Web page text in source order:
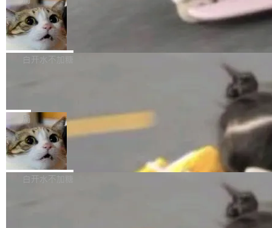
l 迁移或唤醒时，新宿主从 S3 恢复 SQLite 数据
库继续执行。存储库是持久化的唯一真相...
te 17 Pro、OPPO K15，要么是vivo X300 E这
样的次旗舰。 Galaxy Z Fold8 Ultra / Z Fold8 /
Z Flip8三款折叠屏新机均在7月22日发布，且全
部搭载骁龙8 Elite Gen5 for Galaxy，它们本该
本控制系统。目前处于 Early Access 阶段。 De
ltaDB 的核心思路直接写在 landing page 最显
眼的位置：「Software is made between com
mits」——软件是在 commit 之间写出来的。git
是把这段空隙补上。 回退到任何一次编辑：Delt
aDB 捕获 commit 之间的每一次操作，...
SpaceXAI 单季资本开支达 183 亿美元
根据风险投资人Tomer Tunguz 博客（VC 分
析）披露的最新分析与第二季度业绩报告，Spac
微软同期总资本开支的四成。 与亚马逊、Alpha
bet、微软以及 Meta 等传统科技巨头相比，Spa
ceXAI的资金消耗速度尤为引人瞩目。然而，支
撑庞大支出的资金来源却呈现出截然不同的面
貌。数据显示，微软和 Meta 主要依托充沛的经
白开水不加糖
一个在终端里运行的编程 agent；Muse Spark
1.2，驱动这个 agent 的新模型。一句话概括：
你可以用 curl -fsSL https://dev.meta.ai/install.
sh | bash 安装一个能在大项目里自动规划、写
代码、验证结果的 AI 终端工具。 据介绍，Muse
局
美团开源 LoHoSearch，用知识图谱校
准 AI 能力认知
机器出题的前提，是让机器拥有全局视野。整个
构建流程可以分为四个环节：建图 → 控制难度
白开水不加糖